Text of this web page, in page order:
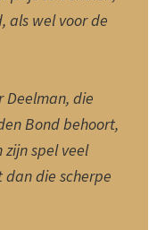
als wel voor de
Deelman, die
Bond behoort,
spel veel
dan die scherpe